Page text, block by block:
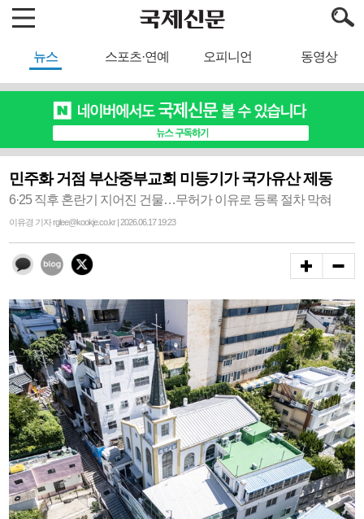
뉴스 스포츠·연예 오피니언 동영상
민주화 거점 부산중부교회 미등기가 국가유산 제동
6·25 직후 혼란기 지어진 건물…무허가 이유로 등록 절차 막혀
이유경 기자 rglee@kookje.co.kr | 2026.06.17 19:23